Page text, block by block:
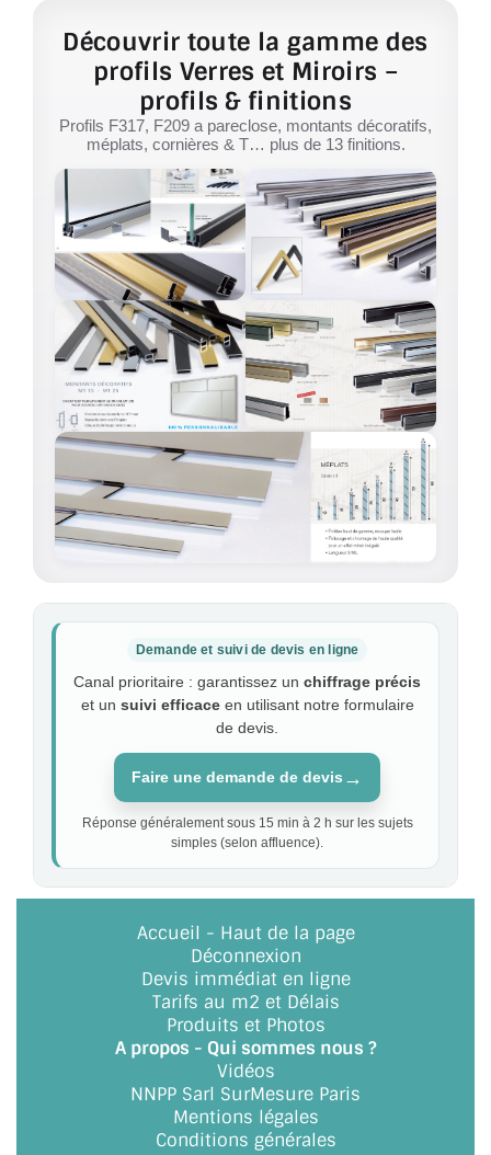
Découvrir toute la gamme des
profils Verres et Miroirs –
profils & finitions
Profils F317, F209 a pareclose, montants décoratifs,
méplats, cornières & T… plus de 13 finitions.
Demande et suivi de devis en ligne
Canal prioritaire : garantissez un chiffrage précis
et un suivi efficaceen utilisant notre formulaire
de devis.
Faire une demande de devis →
Réponse généralement sous 15 min à 2 h sur les sujets
simples (selon affluence).
Accueil - Haut de la page
Déconnexion
Devis immédiat en ligne
Tarifs au m2 et Délais
Produits et Photos
A propos - Qui sommes nous ?
Vidéos
NNPP Sarl SurMesure Paris
Mentions légales
Conditions générales